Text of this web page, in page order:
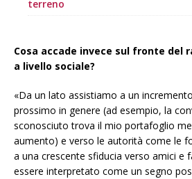
terreno
Cosa accade invece sul fronte del
a livello sociale?
«Da un lato assistiamo a un
prossimo in genere (ad esempio, la
sconosciuto trova il mio portafoglio
aumento) e verso le autorità come le
a una crescente sfiducia verso amici e
essere interpretato come un segno